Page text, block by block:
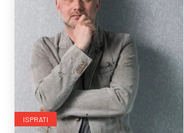
ISPRATI